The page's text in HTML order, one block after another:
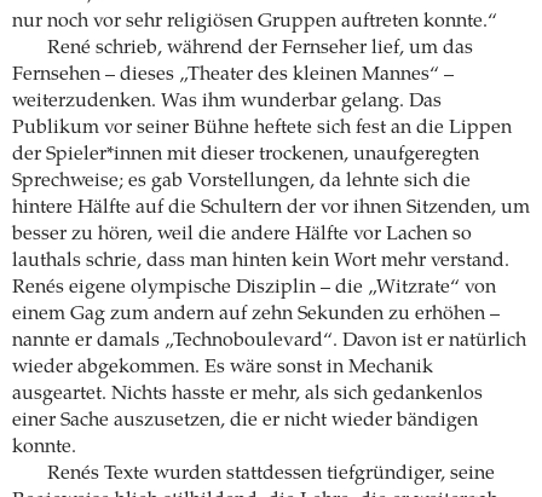
nur noch vor sehr religiösen Gruppen auftreten konnte.“
René schrieb, während der Fernseher lief, um das
Fernsehen – dieses „Theater des kleinen Mannes“ –
weiterzudenken. Was ihm wunderbar gelang. Das
Publikum vor seiner Bühne heftete sich fest an die Lippen
der Spieler*innen mit dieser trockenen, unaufgeregten
Sprechweise; es gab Vorstellungen, da lehnte sich die
hintere Hälfte auf die Schultern der vor ihnen Sitzenden, um
besser zu hören, weil die andere Hälfte vor Lachen so
lauthals schrie, dass man hinten kein Wort mehr verstand.
Renés eigene olympische Disziplin – die „Witzrate“ von
einem Gag zum andern auf zehn Sekunden zu erhöhen –
nannte er damals „Technoboulevard“. Davon ist er natürlich
wieder abgekommen. Es wäre sonst in Mechanik
ausgeartet. Nichts hasste er mehr, als sich gedankenlos
einer Sache auszusetzen, die er nicht wieder bändigen
konnte.
Renés Texte wurden stattdessen tiefgründiger, seine